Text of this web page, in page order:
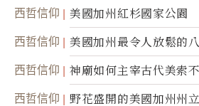
西哲信仰 美國加州紅杉國家公園
西哲信仰 美國加州最令人放鬆的
西哲信仰 神廟如何主宰古代美索
西哲信仰 野花盛開的美國加州州